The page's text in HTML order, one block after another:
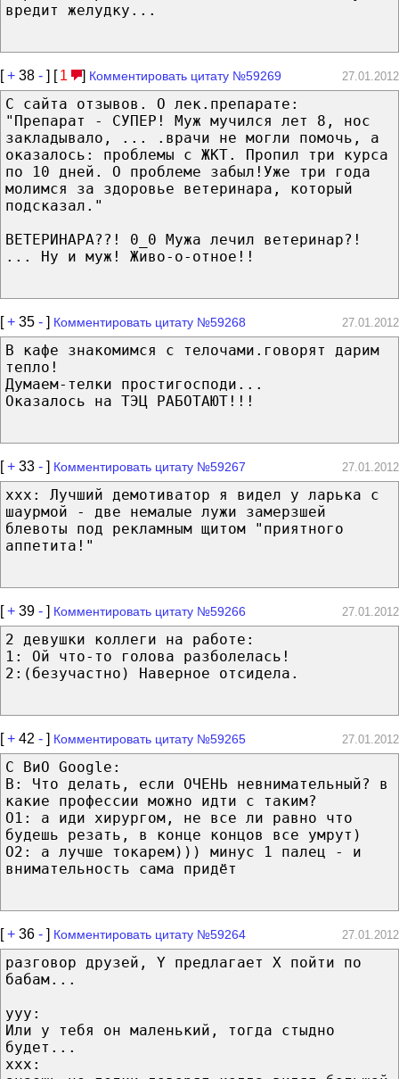
вредит желудку...
[+ 38 - ] [ 1 ] Комментировать цитату №59269 27.01.2012
С сайта отзывов. О лек.препарате:
"Препарат - СУПЕР! Муж мучился лет 8, нос
закладывало, ... .врачи не могли помочь, а
оказалось: проблемы с ЖКТ. Пропил три курса
по 10 дней. О проблеме забыл!Уже три года
молимся за здоровье ветеринара, который
подсказал."
ВЕТЕРИНАРА??! 0_0 Мужа лечил ветеринар?!
... Ну и муж! Живо-о-отное!!
[+ 35 - ] Комментировать цитату №59268 27.01.2012
В кафе знакомимся с телочами.говорят дарим
тепло!
Думаем-телки простигосподи...
Оказалось на ТЭЦ РАБОТАЮТ!!!
[+ 33 - ] Комментировать цитату №59267 27.01.2012
ххх: Лучший демотиватор я видел у ларька с
шаурмой - две немалые лужи замерзшей
блевоты под рекламным щитом "приятного
аппетита!"
[+ 39 - ] Комментировать цитату №59266 27.01.2012
2 девушки коллеги на работе:
1: Ой что-то голова разболелась!
2:(безучастно) Наверное отсидела.
[+ 42 - ] Комментировать цитату №59265 27.01.2012
C ВиО Google:
В: Что делать, если ОЧЕНЬ невнимательный? в
какие профессии можно идти с таким?
О1: а иди хирургом, не все ли равно что
будешь резать, в конце концов все умрут)
О2: а лучше токарем))) минус 1 палец - и
внимательность сама придёт
[+ 36 - ] Комментировать цитату №59264 27.01.2012
разговор друзей, Y предлагает X пойти по
бабам...
yyy:
Или у тебя он маленький, тогда стыдно
будет...
xxx: